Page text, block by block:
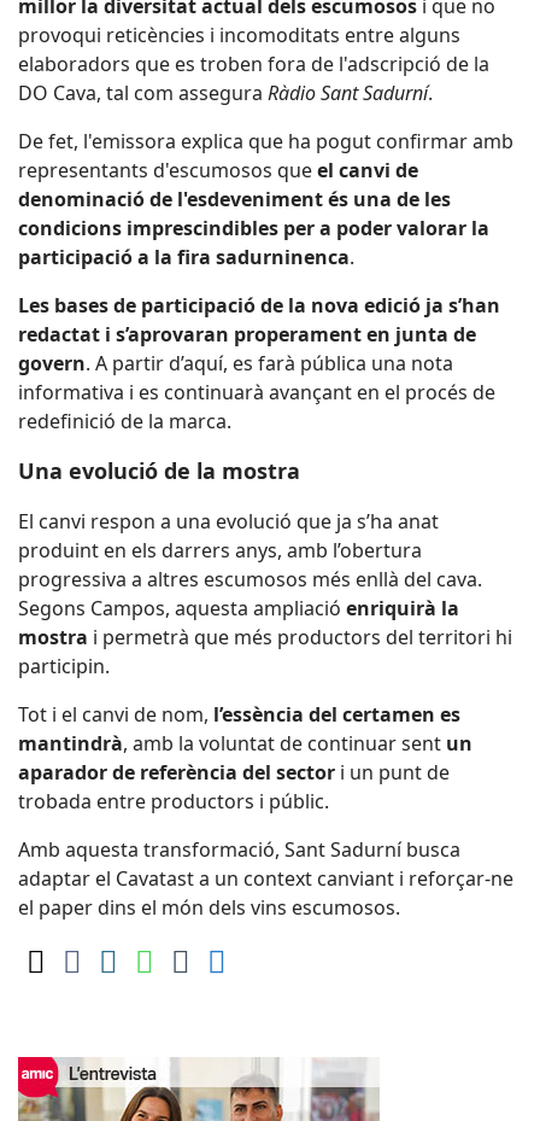
millor la diversitat actual dels escumosos i que no
provoqui reticències i incomoditats entre alguns
elaboradors que es troben fora de l'adscripció de la
DO Cava, tal com assegura Ràdio Sant Sadurní.
De fet, l'emissora explica que ha pogut confirmar amb
representants d'escumosos queel canvi de
denominació de l'esdeveniment és una de les
condicions imprescindibles per a poder valorar la
participació a la fira sadurninenca.
Les bases de participació de la nova edició ja s’han
redactat i s’aprovaran properament en junta de
govern. A partir d’aquí, es farà pública una nota
informativa i es continuarà avançant en el procés de
redefinició de la marca.
Una evolució de la mostra
El canvi respon a una evolució que ja s’ha anat
produint en els darrers anys, amb l’obertura
progressiva a altres escumosos més enllà del cava.
Segons Campos, aquesta ampliació enriquirà la
mostra i permetrà que més productors del territori hi
participin.
Tot i el canvi de nom, l’essència del certamen es
mantindrà, amb la voluntat de continuar sent un
aparador de referència del sector i un punt de
trobada entre productors i públic.
Amb aquesta transformació, Sant Sadurní busca
adaptar el Cavatast a un context canviant i reforçar-ne
el paper dins el món dels vins escumosos.